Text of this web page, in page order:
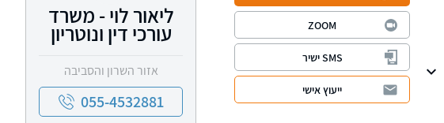
ZOOM
SMS ישיר
ייעוץ אישי
ליאור לוי - משרד
עורכי דין ונוטריון
אזור השרון והסביבה
055-4532881